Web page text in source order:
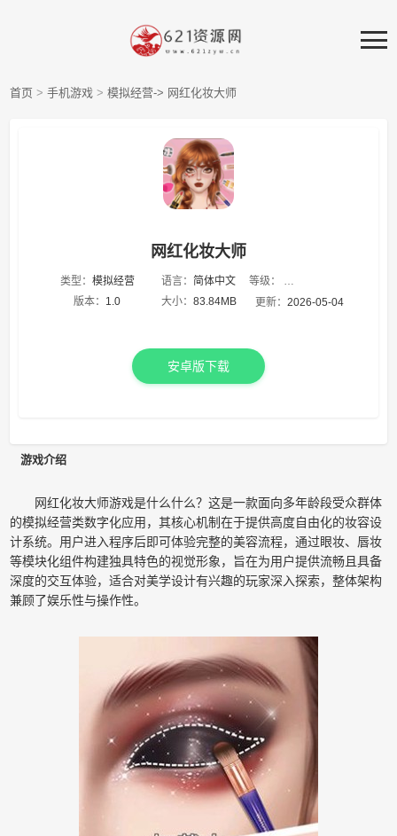
首页 >手机游戏 >模拟经营-> 网红化妆大师
网红化妆大师
类型： 模拟经营
版本： 1.0
语言： 简体中文
大小： 83.84MB
等级：
★
更新：2026-05-04
安卓版下载
游戏介绍
网红化妆大师游戏是什么什么？这是一款面向多年龄段受众群体
的模拟经营类数字化应用，其核心机制在于提供高度自由化的妆容设
计系统。用户进入程序后即可体验完整的美容流程，通过眼妆、唇妆
等模块化组件构建独具特色的视觉形象，旨在为用户提供流畅且具备
深度的交互体验，适合对美学设计有兴趣的玩家深入探索，整体架构
兼顾了娱乐性与操作性。